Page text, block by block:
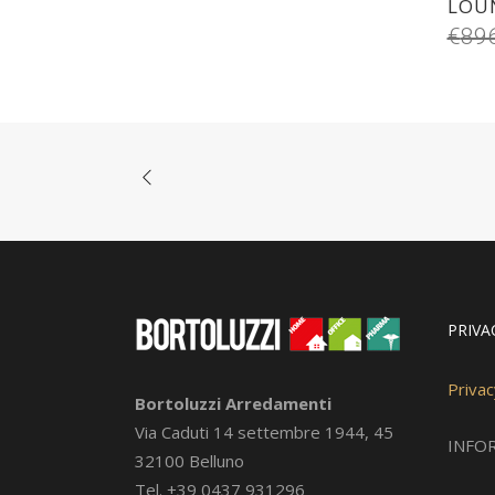
€
Bortoluzzi Arredamenti
Via Caduti 14 settembre 1944, 45
32100 Belluno
Tel. +39 0437 931296